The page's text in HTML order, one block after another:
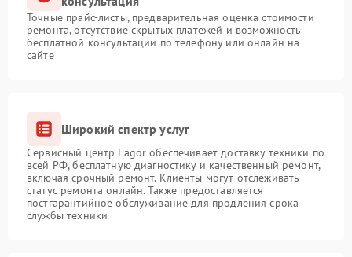
Точные прайс-листы, предварительная оценка стоимости
ремонта, отсутствие скрытых платежей и возможность
бесплатной консультации по телефону или онлайн на
сайте
Широкий спектр услуг
Сервисный центр Fagor обеспечивает доставку техники по
всей РФ, бесплатную диагностику и качественный ремонт,
включая срочный ремонт. Клиенты могут отслеживать
статус ремонта онлайн. Также предоставляется
постгарантийное обслуживание для продления срока
службы техники